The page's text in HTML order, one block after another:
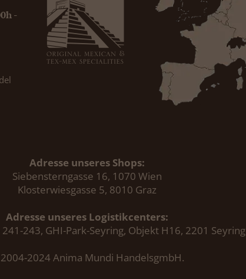
-
Adresse unseres Shops:
Siebensterngasse 16, 1070 Wien
Klosterwiesgasse 5, 8010 Graz
Adresse unseres Logistikcenters:
243, GHI-Park-Seyring, Objekt H16, 2201 Seyring
2024 Anima Mundi HandelsgmbH.